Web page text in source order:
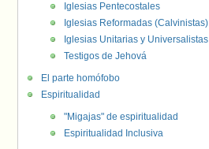
Iglesias Pentecostales
Iglesias Reformadas (Calvinistas)
Iglesias Unitarias y Universalistas
Testigos de Jehová
El parte homófobo
Espiritualidad
"Migajas" de espiritualidad
Espiritualidad Inclusiva